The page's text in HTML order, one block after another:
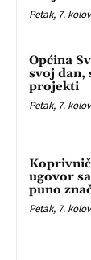
Petak, 7.
Općina
svoj dan,
projekti
Petak, 7.
ugovor
puno
Petak, 7.